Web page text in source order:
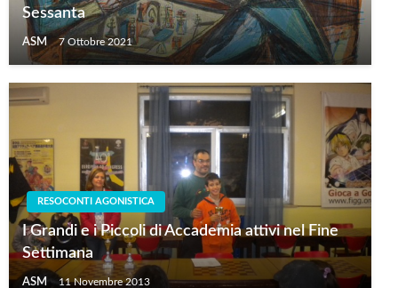
Sessanta
ASM 7 Ottobre 2021
RESOCONTI AGONISTICA
I Grandi e i Piccoli di Accademia attivi nel Fine
Settimana
ASM 11 Novembre 2013